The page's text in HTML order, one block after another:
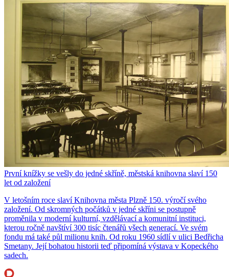
První knížky se vešly do jedné skříně, městská knihovna slaví 150
let od založení
V letošním roce slaví Knihovna města Plzně 150. výročí svého
založení. Od skromných počátků v jedné skříni se postupně
proměnila v moderní kulturní, vzdělávací a komunitní instituci,
kterou ročně navštíví 300 tisíc čtenářů všech generací. Ve svém
fondu má také půl milionu knih. Od roku 1960 sídlí v ulici Bedřicha
Smetany. Její bohatou historii teď připomíná výstava v Kopeckého
sadech.